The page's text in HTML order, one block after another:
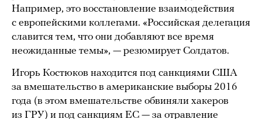
Например, это восстановление взаимодействия
с европейскими коллегами. «Российская делегация
славится тем, что они добавляют все время
неожиданные темы», — резюмирует Солдатов.
Игорь Костюков находится под санкциями США
за вмешательство в американские выборы 2016
года (в этом вмешательстве обвиняли хакеров
из ГРУ) и под санкциям ЕС — за отравление